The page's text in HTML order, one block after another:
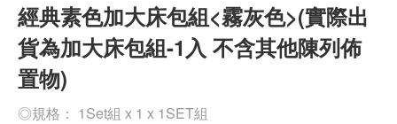
經典素色加大床包組<霧灰色>(實際出
貨為加大床包組-1入 不含其他陳列佈
置物)
◎規格： 1Set組 x 1 x 1SET組